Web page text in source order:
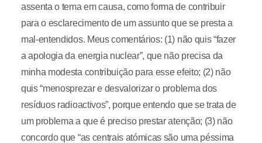
assenta o tema em causa, como forma de contribuir
para o esclarecimento de um assunto que se presta a
mal-entendidos. Meus comentários: (1) não quis “fazer
a apologia da energia nuclear”, que não precisa da
minha modesta contribuição para esse efeito; (2) não
quis “menosprezar e desvalorizar o problema dos
resíduos radioactivos”, porque entendo que se trata de
um problema a que é preciso prestar atenção; (3) não
concordo que “as centrais atómicas são uma péssima